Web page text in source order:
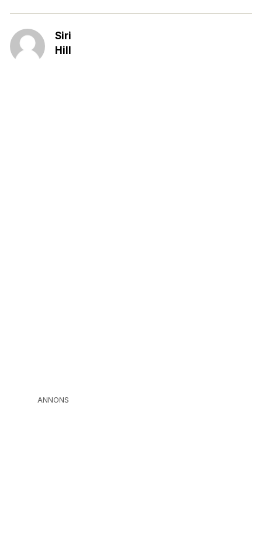
Siri
Hill
ANNONS